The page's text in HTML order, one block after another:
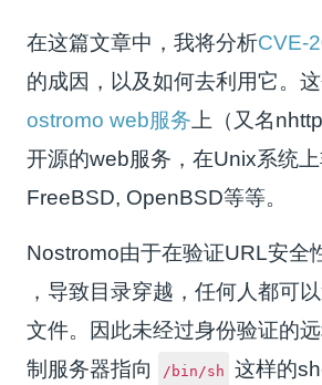
在这篇文章中，我将分析CVE-
的成因，以及如何去利用它。
ostromo web服务 上（又名
开源的web服务，在Unix系统
FreeBSD, OpenBSD等等。
Nostromo由于在验证URL安全
，导致目录穿越，任何人都可
文件。因此未经过身份验证的
制服务器指向
/bin/sh
这样的